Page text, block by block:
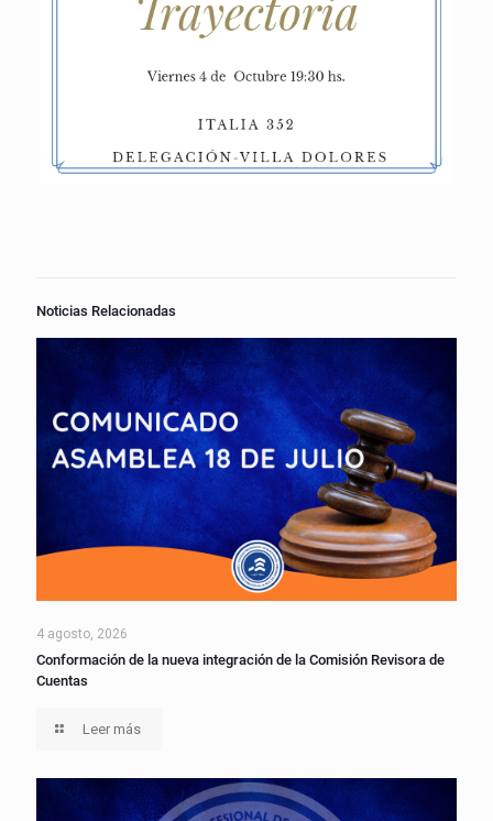
Noticias Relacionadas
4 agosto, 2026
Conformación de la nueva integración de la Comisión Revisora de
Cuentas
Leer más